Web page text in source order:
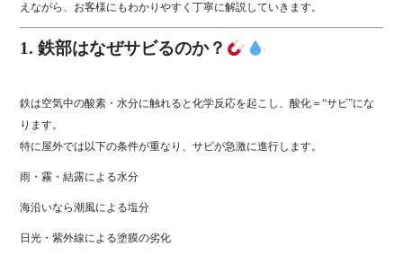
えながら、お客様にもわかりやすく丁寧に解説していきます。
1. 鉄部はなぜサビるのか？
鉄は空気中の酸素・水分に触れると化学反応を起こし、酸化＝“サビ”にな
ります。
特に屋外では以下の条件が重なり、サビが急激に進行します。
雨・霧・結露による水分
海沿いなら潮風による塩分
日光・紫外線による塗膜の劣化